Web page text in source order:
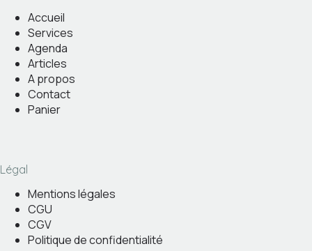
Accueil
Services
Agenda
Articles
A propos
Contact
Panier
Légal
Mentions légales
CGU
CGV
Politique de confidentialité